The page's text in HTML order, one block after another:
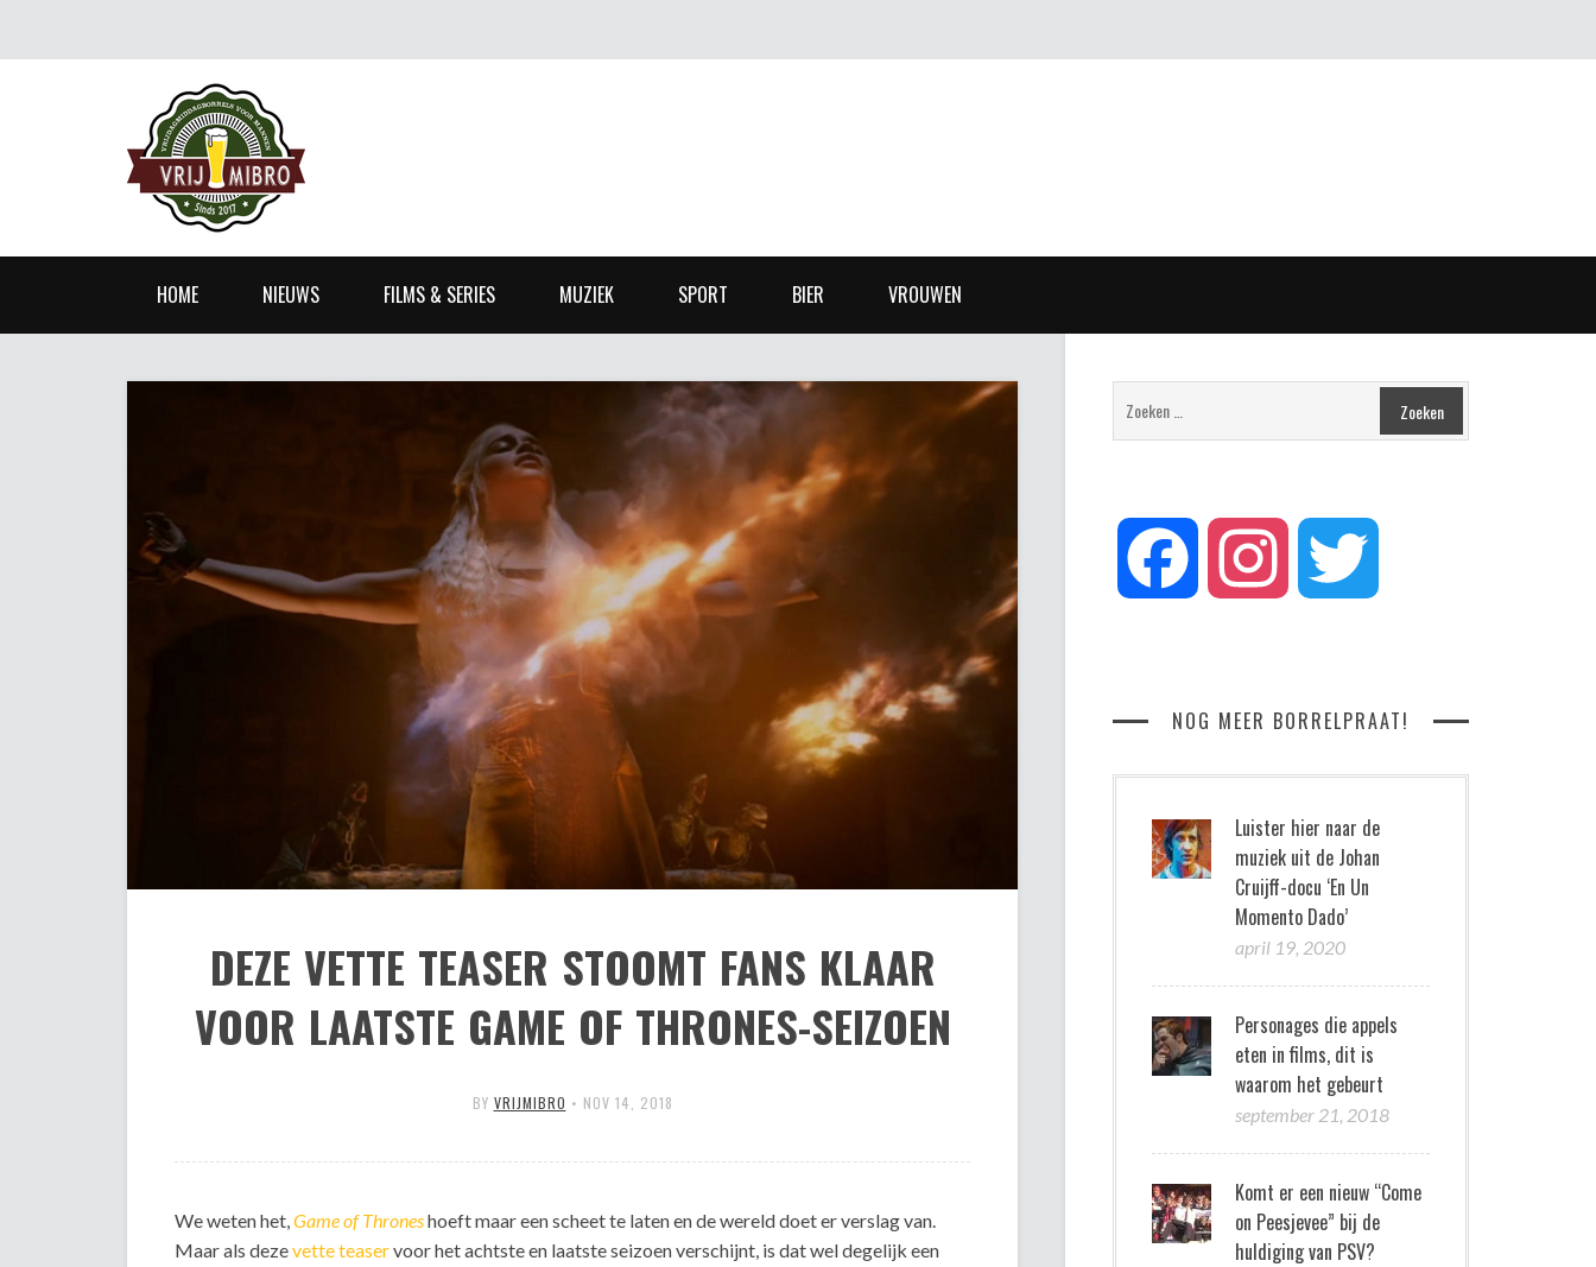
HOME NIEUWS FILMS & SERIES MUZIEK SPORT BIER VROUWEN
DEZE VETTE TEASER STOOMT FANS KLAAR
VOOR LAATSTE GAME OF THRONES-SEIZOEN
BY VRIJMIBRO • NOV 14, 2018
We weten het,Game of Throneshoeft maar een scheet te laten en de wereld doet er verslag van.
Maar als dezevette teaservoor het achtste en laatste seizoen verschijnt, is dat wel degelijk een
Facebook Instagram
NOG MEER BORRELPRAAT!
Luister hier naar de
muziek uit de Johan
Cruijff-docu ‘En Un
Momento Dado’
april 19, 2020
Personages die appels
eten in films, dit is
waarom het gebeurt
september 21, 2018
Komt er een nieuw “Come
on Peesjevee” bij de
huldiging van PSV?